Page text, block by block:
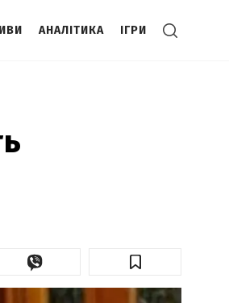
АНАЛІТИКА ІГРИ